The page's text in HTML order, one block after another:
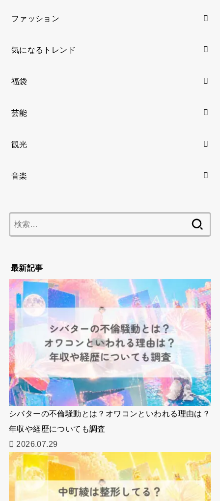
ファッション
気になるトレンド
福袋
芸能
観光
音楽
索:
最新記事
シバターの不倫騒動とは？オワコンといわれる理由は？
年収や経歴についても調査
2026.07.29